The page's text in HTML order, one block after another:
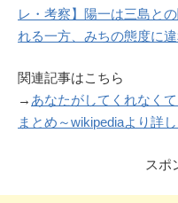
レ・考察】陽一は三島と
れる一方、みちの態度に
関連記事はこちら
→ あなたがしてくれなく
まとめ～wikipediaより詳
スポ